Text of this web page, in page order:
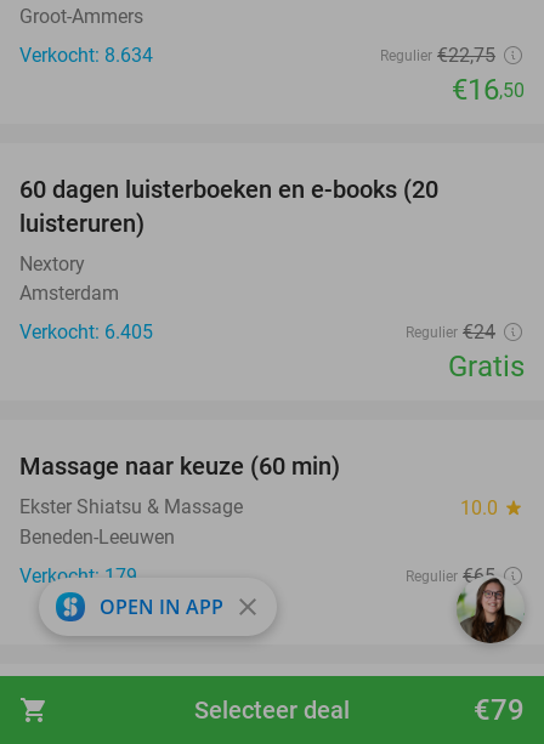
shopping_cart €79
Selecteer deal
Groot-Ammers
Verkocht: 8.634
Regulier €22,75
€16,50
60 dagen luisterboeken en e-books (20
luisteruren)
Nextory
Amsterdam
Verkocht: 6.405
Regulier €24
Gratis
Massage naar keuze (60 min)
Ekster Shiatsu & Massage 10.0 star
Beneden-Leeuwen
Verkocht: 179
Regulier €65
€34
31%
favorite_border
1 uur toegang tot Storm Aquapark Utrecht +
OPEN IN APP close